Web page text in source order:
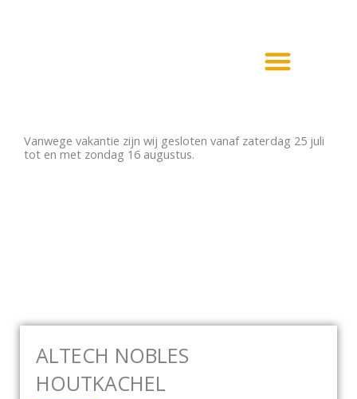
Vanwege vakantie zijn wij gesloten vanaf zaterdag 25 juli
tot en met zondag 16 augustus.
ALTECH NOBLES
HOUTKACHEL